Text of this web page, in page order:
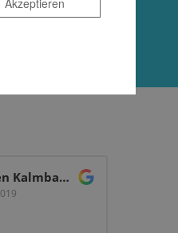
Steffen Kalmbach-Mall
Akzeptieren